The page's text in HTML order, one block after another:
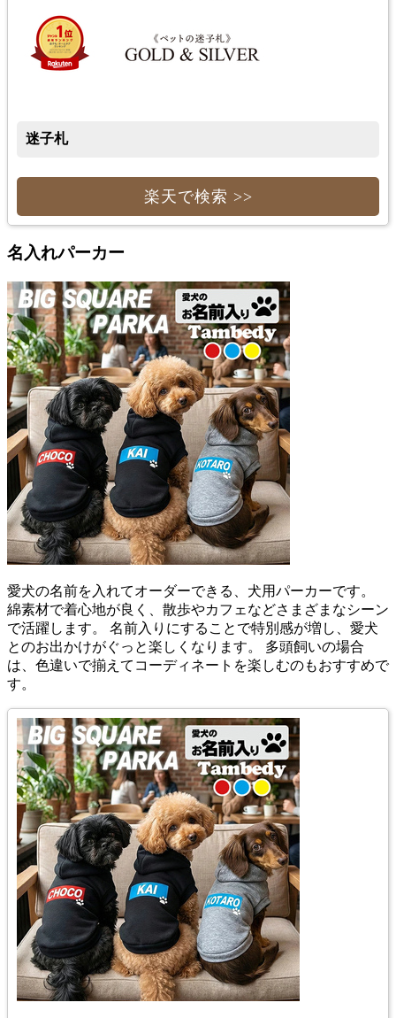
迷子札
楽天で検索 >>
名入れパーカー
愛犬の名前を入れてオーダーできる、犬用パーカーです。
綿素材で着心地が良く、散歩やカフェなどさまざまなシーン
で活躍します。 名前入りにすることで特別感が増し、愛犬
とのお出かけがぐっと楽しくなります。 多頭飼いの場合
は、色違いで揃えてコーディネートを楽しむのもおすすめで
す。